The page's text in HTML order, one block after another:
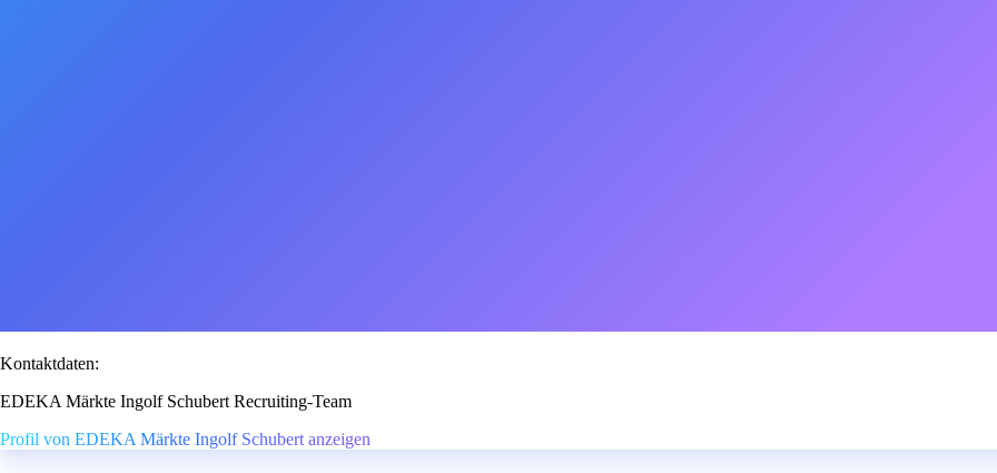
Kontaktdaten:
EDEKA Märkte Ingolf Schubert Recruiting-Team
Profil von EDEKA Märkte Ingolf Schubert anzeigen